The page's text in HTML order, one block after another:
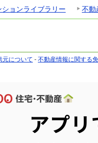
ションライブラリー
不動
元について - 不動産情報に関する